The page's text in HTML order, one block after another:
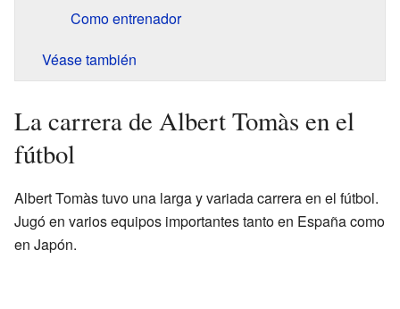
Como entrenador
Véase también
La carrera de Albert Tomàs en el
fútbol
Albert Tomàs tuvo una larga y variada carrera en el fútbol.
Jugó en varios equipos importantes tanto en España como
en Japón.